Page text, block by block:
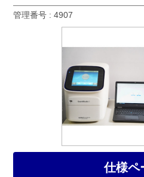
管理番号 : 4907
仕様ペ